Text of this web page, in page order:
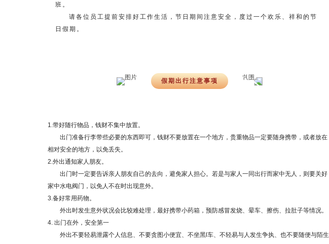
班。
请各位员工提前安排好工作生活，节日期间注意安全，度过一个欢乐、祥和的节
日假期。
假期出行注意事项
1.带好随行物品，钱财不集中放置。
出门准备行李带些必要的东西即可，钱财不要放置在一个地方，贵重物品一定要随身携带，或者放在
相对安全的地方，以免丢失。
2.外出通知家人朋友。
出门时一定要告诉亲人朋友自己的去向，避免家人担心。若是与家人一同出行而家中无人，则要关好
家中水电阀门，以免人不在时出现意外。
3.备好常用药物。
外出时发生意外状况会比较难处理，最好携带小药箱，预防感冒发烧、晕车、擦伤、拉肚子等情况。
4. 出门在外，安全第一
外出不要轻易泄露个人信息、不要贪图小便宜、不坐黑l车、不轻易与人发生争执、也不要随便与陌生